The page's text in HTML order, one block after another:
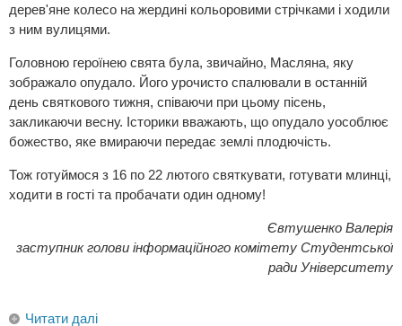
дерев'яне колесо на жердині кольоровими стрічками і ходили
з ним вулицями.
Головною героїнею свята була, звичайно, Масляна, яку
зображало опудало. Його урочисто спалювали в останній
день святкового тижня, співаючи при цьому пісень,
закликаючи весну. Історики вважають, що опудало уособлює
божество, яке вмираючи передає землі плодючість.
Тож готуймося з 16 по 22 лютого святкувати, готувати млинці,
ходити в гості та пробачати один одному!
Євтушенко Валерія
заступник голови інформаційного комітету Студентської
ради Університету
Читати далі